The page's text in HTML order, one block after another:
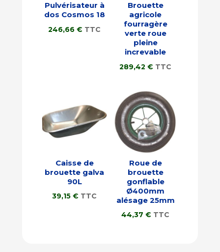
Pulvérisateur à
dos Cosmos 18
246,66€ TTC
Brouette
agricole
fourragère
verte roue
pleine
increvable
289,42€ TTC
Caisse de
brouette galva
90L
39,15€ TTC
Roue de
brouette
gonflable
Ø400mm
alésage 25mm
44,37€ TTC